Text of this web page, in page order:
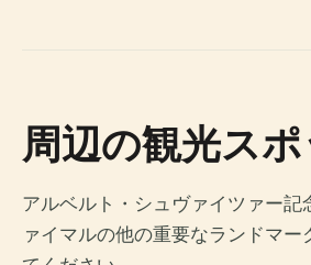
周辺の観光スポ
アルベルト・シュヴァイツァー記
ァイマルの他の重要なランドマー